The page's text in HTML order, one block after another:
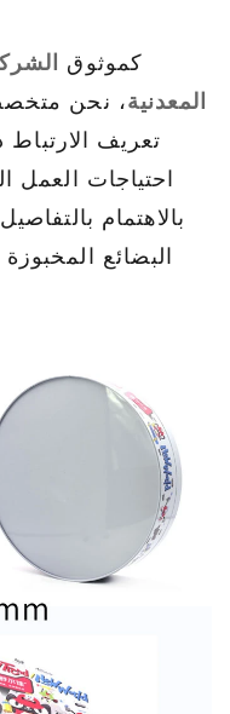
كموثوق
المعدنية، نحن
تعريف الارتباط
احتياجات
بالاهتمام
البضائع